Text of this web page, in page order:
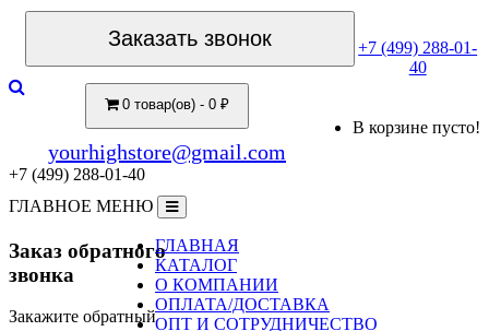
Заказать звонок
+7 (499) 288-01-
40
0 товар(ов) - 0 ₽
В корзине пусто!
yourhighstore@gmail.com
+7 (499) 288-01-40
ГЛАВНОЕ МЕНЮ
ГЛАВНАЯ
КАТАЛОГ
О КОМПАНИИ
ОПЛАТА/ДОСТАВКА
ОПТ И СОТРУДНИЧЕСТВО
Заказ обратного
звонка
Закажите обратный